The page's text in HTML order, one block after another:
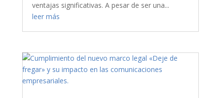
ventajas significativas. A pesar de ser una...
leer más